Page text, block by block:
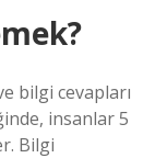
bilgi cevapları
insanlar 5
Bilgi